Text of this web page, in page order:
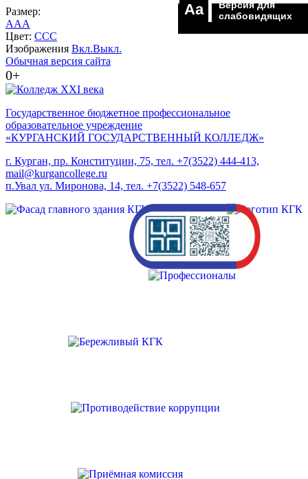
Размер:
AAA
Цвет: CCC
Изображения Вкл.Выкл.
Обычная версия сайта
0+
Aa
Версия для
слабовидящих
Государственное бюджетное профессиональное
образовательное учреждение
«КУРГАНСКИЙ ГОСУДАРСТВЕННЫЙ КОЛЛЕДЖ»
г. Курган, пр. Конституции, 75, тел. +7(3522) 444-413,
mail@kurgancollege.ru
п.Увал ул. Миронова, 14, тел. +7(3522) 548-657